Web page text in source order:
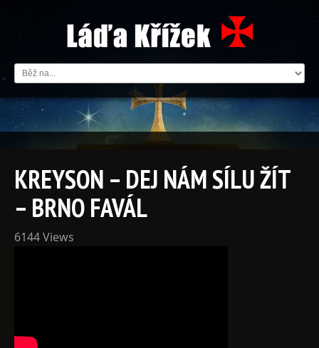
KREYSON – DEJ NÁM SÍLU ŽÍT
– BRNO FAVÁL
6144 Views